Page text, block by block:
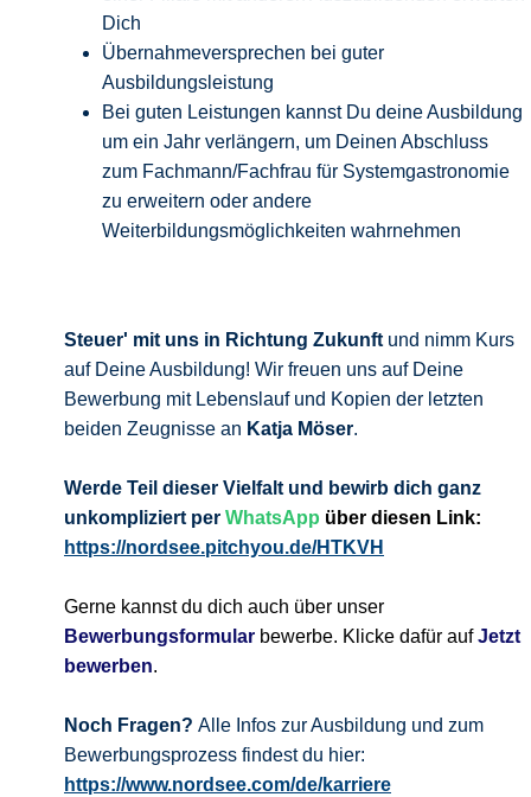
Dich
Übernahmeversprechen bei guter
Ausbildungsleistung
Bei guten Leistungen kannst Du deine Ausbildung
um ein Jahr verlängern, um Deinen Abschluss
zum Fachmann/Fachfrau für Systemgastronomie
zu erweitern oder andere
Weiterbildungsmöglichkeiten wahrnehmen
Steuer' mit uns in Richtung Zukunft und nimm Kurs
auf Deine Ausbildung! Wir freuen uns auf Deine
Bewerbung mit Lebenslauf und Kopien der letzten
beiden Zeugnisse an Katja Möser.
Werde Teil dieser Vielfalt und bewirb dich ganz
unkompliziert per WhatsApp über diesen Link:
https://nordsee.pitchyou.de/HTKVH
Gerne kannst du dich auch über unser
Bewerbungsformular bewerbe. Klicke dafür aufJetzt
bewerben.
Noch Fragen? Alle Infos zur Ausbildung und zum
Bewerbungsprozess findest du hier:
https://www.nordsee.com/de/karriere